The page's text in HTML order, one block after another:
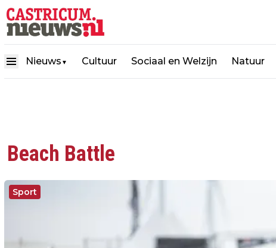
Nieuws ▼ Cultuur Sociaal en Welzijn Natuur
Beach Battle
Sport